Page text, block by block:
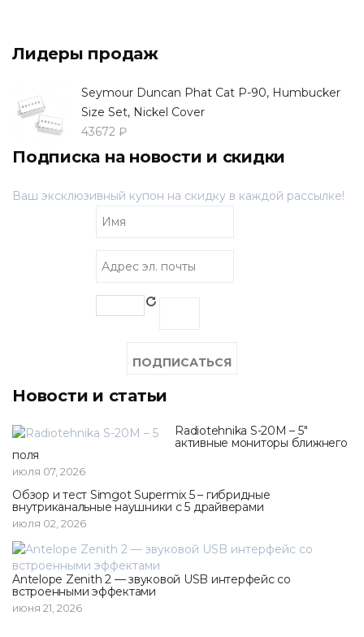
Лидеры продаж
Seymour Duncan Phat Cat P-90, Humbucker
Size Set, Nickel Cover
43672 ₽
Подписка на новости и скидки
Ваш эксклюзивный купон на скидку в каждой рассылке!
Новости и статьи
Radiotehnika S-20M – 5"
активные мониторы ближнего
поля
июля 07, 2026
Обзор и тест Simgot Supermix 5 – гибридные
внутриканальные наушники с 5 драйверами
июля 02, 2026
Antelope Zenith 2 — звуковой USB интерфейс со
встроенными эффектами
июня 21, 2026